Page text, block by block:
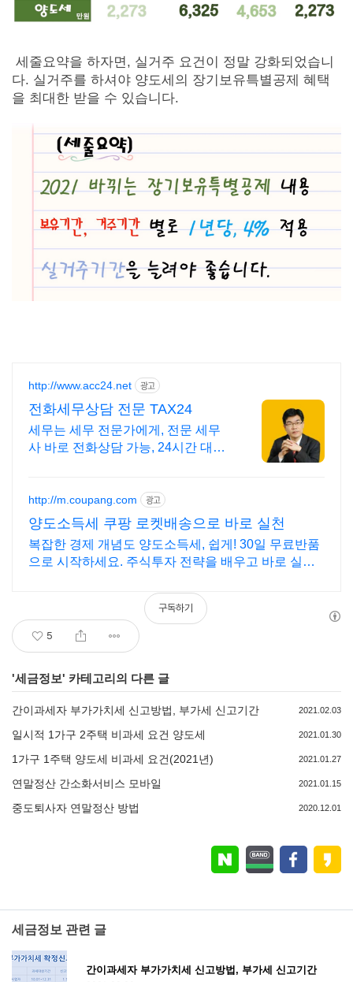
세줄요약을 하자면, 실거주 요건이 정말 강화되었습니
다. 실거주를 하셔야 양도세의 장기보유특별공제 혜택
을 최대한 받을 수 있습니다.
http://www.acc24.net 광고
전화세무상담 전문 TAX24
세무는 세무 전문가에게, 전문 세무
사 바로 전화상담 가능, 24시간 대기
http://m.coupang.com 광고
양도소득세 쿠팡 로켓배송으로 바로 실천
복잡한 경제 개념도 양도소득세, 쉽게! 30일 무료반품
으로 시작하세요. 주식투자 전략을 배우고 바로 실천!
5
구독하기
'세금정보' 카테고리의 다른 글
간이과세자 부가가치세 신고방법, 부가세 신고기간 2021.02.03
일시적 1가구 2주택 비과세 요건 양도세 2021.01.30
1가구 1주택 양도세 비과세 요건(2021년) 2021.01.27
연말정산 간소화서비스 모바일 2021.01.15
중도퇴사자 연말정산 방법 2020.12.01
세금정보 관련 글
간이과세자 부가가치세 신고방법, 부가세 신고기간